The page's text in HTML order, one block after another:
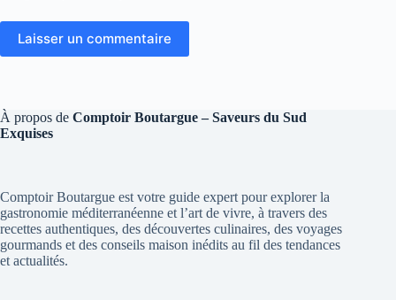
Laisser un commentaire
À propos de Comptoir Boutargue – Saveurs du Sud
Exquises
Comptoir Boutargue est votre guide expert pour explorer la
gastronomie méditerranéenne et l’art de vivre, à travers des
recettes authentiques, des découvertes culinaires, des voyages
gourmands et des conseils maison inédits au fil des tendances
et actualités.